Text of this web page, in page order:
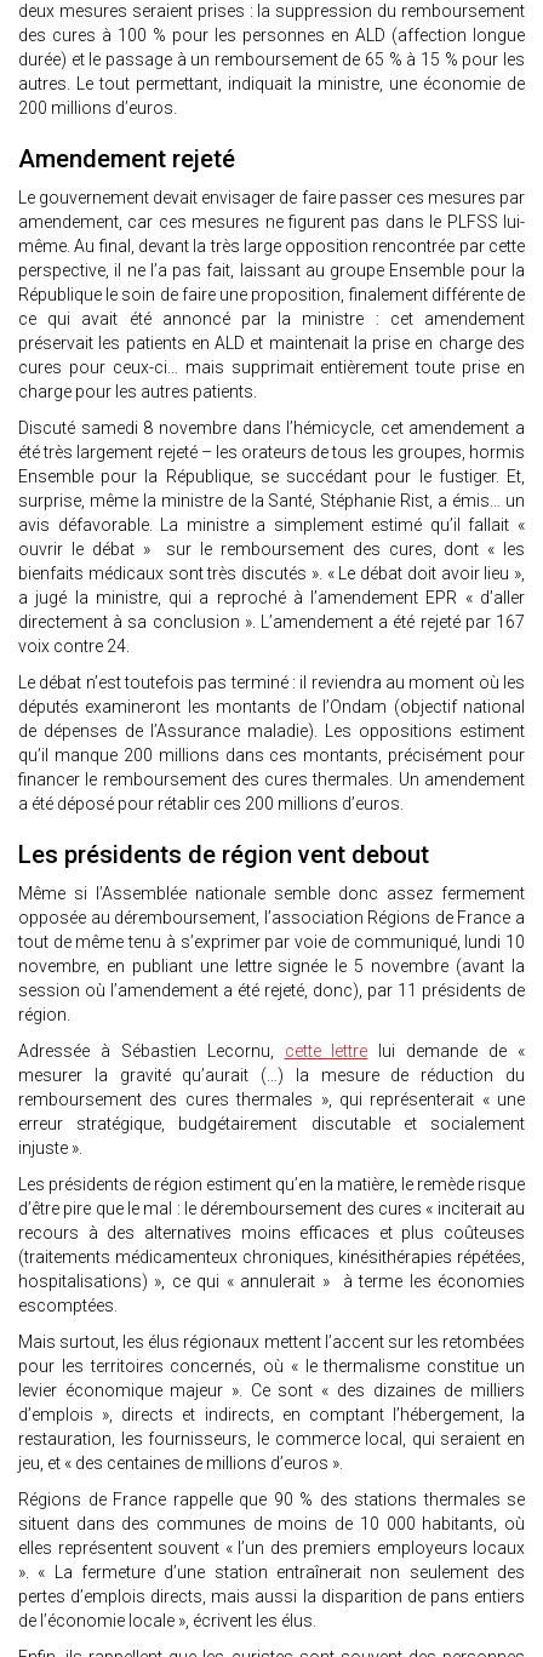
deux mesures seraient prises : la suppression du remboursement
des cures à 100 % pour les personnes en ALD (affection longue
durée) et le passage à un remboursement de 65 % à 15 % pour les
autres. Le tout permettant, indiquait la ministre, une économie de
200 millions d’euros.
Amendement rejeté
Le gouvernement devait envisager de faire passer ces mesures par
amendement, car ces mesures ne figurent pas dans le PLFSS lui-
même. Au final, devant la très large opposition rencontrée par cette
perspective, il ne l’a pas fait, laissant au groupe Ensemble pour la
République le soin de faire une proposition, finalement différente de
ce qui avait été annoncé par la ministre : cet amendement
préservait les patients en ALD et maintenait la prise en charge des
cures pour ceux-ci… mais supprimait entièrement toute prise en
charge pour les autres patients.
Discuté samedi 8 novembre dans l’hémicycle, cet amendement a
été très largement rejeté – les orateurs de tous les groupes, hormis
Ensemble pour la République, se succédant pour le fustiger. Et,
surprise, même la ministre de la Santé, Stéphanie Rist, a émis… un
avis défavorable. La ministre a simplement estimé qu’il fallait «
ouvrir le débat » sur le remboursement des cures, dont « les
bienfaits médicaux sont très discutés ». « Le débat doit avoir lieu »,
a jugé la ministre, qui a reproché à l’amendement EPR « d’aller
directement à sa conclusion ». L’amendement a été rejeté par 167
voix contre 24.
Le débat n’est toutefois pas terminé : il reviendra au moment où les
députés examineront les montants de l’Ondam (objectif national
de dépenses de l’Assurance maladie). Les oppositions estiment
qu’il manque 200 millions dans ces montants, précisément pour
financer le remboursement des cures thermales. Un amendement
a été déposé pour rétablir ces 200 millions d’euros.
Les présidents de région vent debout
Même si l’Assemblée nationale semble donc assez fermement
opposée au déremboursement, l’association Régions de France a
tout de même tenu à s’exprimer par voie de communiqué, lundi 10
novembre, en publiant une lettre signée le 5 novembre (avant la
session où l’amendement a été rejeté, donc), par 11 présidents de
région.
Adressée à Sébastien Lecornu, cette lettre lui demande de «
mesurer la gravité qu’aurait (…) la mesure de réduction du
remboursement des cures thermales », qui représenterait « une
erreur stratégique, budgétairement discutable et socialement
injuste ».
Les présidents de région estiment qu’en la matière, le remède risque
d’être pire que le mal : le déremboursement des cures « inciterait au
recours à des alternatives moins efficaces et plus coûteuses
(traitements médicamenteux chroniques, kinésithérapies répétées,
hospitalisations) », ce qui « annulerait » à terme les économies
escomptées.
Mais surtout, les élus régionaux mettent l’accent sur les retombées
pour les territoires concernés, où « le thermalisme constitue un
levier économique majeur ». Ce sont « des dizaines de milliers
d’emplois », directs et indirects, en comptant l’hébergement, la
restauration, les fournisseurs, le commerce local, qui seraient en
jeu, et « des centaines de millions d’euros ».
Régions de France rappelle que 90 % des stations thermales se
situent dans des communes de moins de 10 000 habitants, où
elles représentent souvent « l’un des premiers employeurs locaux
». « La fermeture d’une station entraînerait non seulement des
pertes d’emplois directs, mais aussi la disparition de pans entiers
de l’économie locale », écrivent les élus.